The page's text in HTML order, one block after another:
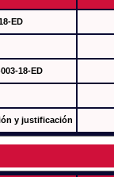
ED
18-ED
y justificación